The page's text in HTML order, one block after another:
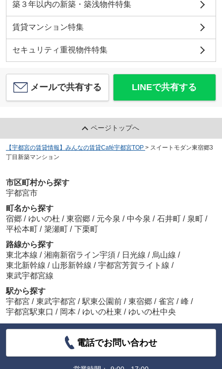
築３年以内の新築・築浅物件特集
賃貸マンション特集
セキュリティ重視物件特集
メールで共有する LINEで共有する
ページトップへ
【宇都宮の賃貸情報】みんなの賃貸Café宇都宮TOP > スイートモダン東宿郷3
丁目新築マンション
市区町村から探す
宇都宮市
町名から探す
宿郷 / ゆいの杜 / 東宿郷 / 元今泉 / 中今泉 / 石井町 / 泉町 /
平松本町 / 簗瀬町 / 下栗町
路線から探す
東北本線 / 湘南新宿ライン宇須 / 日光線 / 烏山線 /
東北新幹線 / 山形新幹線 / 宇都宮芳賀ライト線 /
東武宇都宮線
駅から探す
宇都宮 / 東武宇都宮 / 駅東公園前 / 東宿郷 / 雀宮 / 峰 /
宇都宮駅東口 / 岡本 / ゆいの杜東 / ゆいの杜中央
電話でお問い合わせ